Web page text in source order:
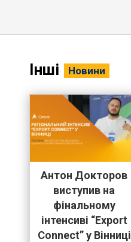
Інші Новини
Антон Докторов
виступив на
фінальному
інтенсиві “Export
Connect” у Вінниці